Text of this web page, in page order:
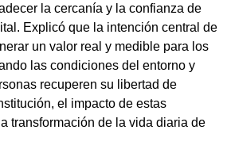
la cercanía y la confianza de
Explicó que la intención central de
un valor real y medible para los
las condiciones del entorno y
recuperen su libertad de
el impacto de estas
transformación de la vida diaria de